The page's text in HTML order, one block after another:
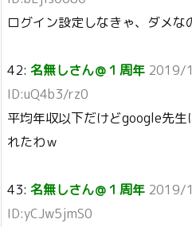
ログイン設定しなきゃ、ダメな
42: 名無しさん＠１周年 2019/
ID:uQ4b3/rz0
平均年収以下だけどgoogle先
れたわｗ
43: 名無しさん＠１周年 2019/
ID:yCJw5jmS0